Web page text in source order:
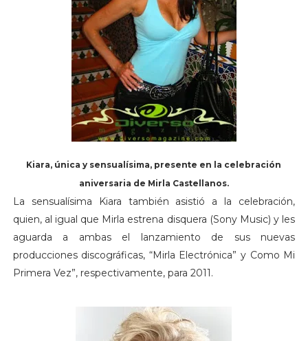
Kiara, única y sensualísima, presente en la celebración
aniversaria de Mirla Castellanos.
La sensualísima Kiara también asistió a la celebración,
quien, al igual que Mirla estrena disquera (Sony Music) y les
aguarda a ambas el lanzamiento de sus nuevas
producciones discográficas, “Mirla Electrónica” y Como Mi
Primera Vez”, respectivamente, para 2011.